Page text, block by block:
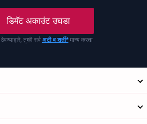
डिमॅट अकाउंट उघडा
तुम्ही सर्व अटी व शर्ती*मान्य करता